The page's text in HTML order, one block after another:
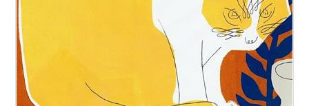
柴田聡子 / ニューポニーテール / 7" | Record CD
Online Shop JET SET / レコード・CD通販ショップ
ジェットセット(816005143432)
柴田聡子 [Analog]